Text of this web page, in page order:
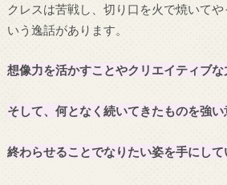
クレスは苦戦し、切り口を火で焼いて
いう逸話があります。
想像力を活かすことやクリエイティブな
そして、何となく続いてきたものを強い
終わらせることでなりたい姿を手にして